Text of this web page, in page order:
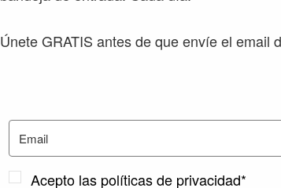
Únete GRATIS antes de que envíe el email
Acepto las políticas de privacidad*